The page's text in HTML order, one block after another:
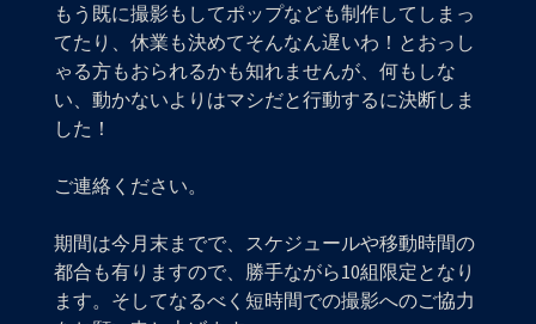
もう既に撮影もしてポップなども制作してしまっ
てたり、休業も決めてそんなん遅いわ！とおっし
ゃる方もおられるかも知れませんが、何もしな
い、動かないよりはマシだと行動するに決断しま
した！
ご連絡ください。
期間は今月末までで、スケジュールや移動時間の
都合も有りますので、勝手ながら10組限定となり
ます。そしてなるべく短時間での撮影へのご協力